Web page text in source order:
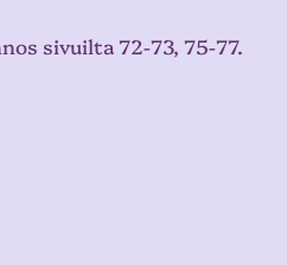
sivuilta 72-73, 75-77.